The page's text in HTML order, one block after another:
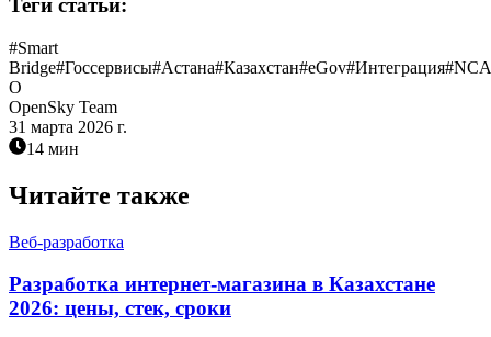
Теги статьи:
#Smart
Bridge#Госсервисы#Астана#Казахстан#eGov#Интеграция#
O
OpenSky Team
31 марта 2026 г.
14 мин
Читайте также
Веб-разработка
Разработка интернет-магазина в Казахстане
2026: цены, стек, сроки